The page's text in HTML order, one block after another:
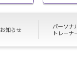
お知らせ
パーソナ
トレーナ